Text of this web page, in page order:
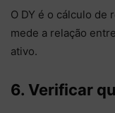
O DY é o cálculo de
mede a relação
ativo.
6. Verificar